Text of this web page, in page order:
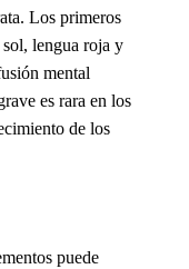
Los primeros
sol, lengua roja y
mental
es rara en los
de los
puede